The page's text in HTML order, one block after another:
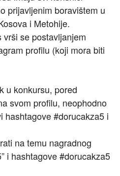
prijavljenim boravištem u
i Metohije.
se postavljanjem
profilu (koji mora biti
u konkursu, pored
svom profilu, neophodno
hashtagove #dorucakza5 i
na temu nagradnog
i hashtagove #dorucakza5